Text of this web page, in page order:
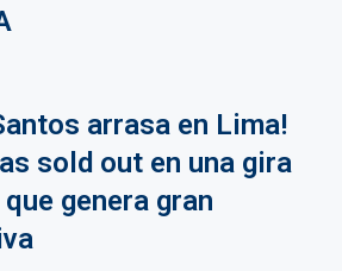
arrasa en Lima!
sold out en una gira
genera gran